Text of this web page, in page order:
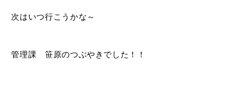
CONTACT お問い合わせ
次はいつ行こうかな～
管理課 笹原のつぶやきでした！！